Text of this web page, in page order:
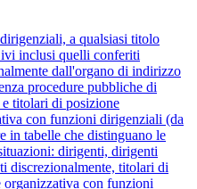
a qualsiasi titolo
inclusi quelli conferiti
dall'organo di indirizzo
procedure pubbliche di
e titolari di posizione
con funzioni dirigenziali (da
in tabelle che distinguano le
dirigenti, dirigenti
discrezionalmente, titolari di
organizzativa con funzioni